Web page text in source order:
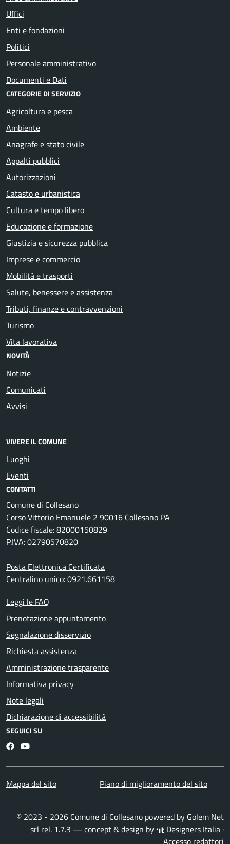
Uffici
Enti e fondazioni
Politici
Personale amministrativo
Documenti e Dati
CATEGORIE DI SERVIZIO
Agricoltura e pesca
Ambiente
Anagrafe e stato civile
Appalti pubblici
Autorizzazioni
Catasto e urbanistica
Cultura e tempo libero
Educazione e formazione
Giustizia e sicurezza pubblica
Imprese e commercio
Mobilità e trasporti
Salute, benessere e assistenza
Tributi, finanze e contravvenzioni
Turismo
Vita lavorativa
NOVITÀ
Notizie
Comunicati
Avvisi
VIVERE IL COMUNE
Luoghi
Eventi
CONTATTI
Comune di Collesano
Corso Vittorio Emanuele 2 90016 Collesano PA
Codice fiscale: 82000150829
P.IVA: 02790570820
Posta Elettronica Certificata
Centralino unico: 0921.661158
Leggi le FAQ
Prenotazione appuntamento
Segnalazione disservizio
Richiesta assistenza
Amministrazione trasparente
Informativa privacy
Note legali
Dichiarazione di accessibilità
SEGUICI SU
FacebookYouTube
Mappa del sito Piano di miglioramento del sito
© 2023 - 2026 Comune di Collesano powered by Golem Net
srl rel. 1.7.3 — concept & design by Designers Italia ·
Accesso redattori